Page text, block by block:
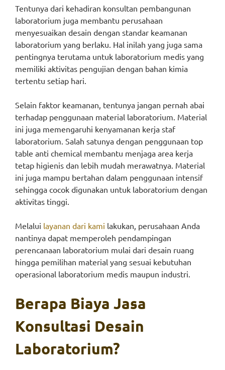
Tentunya dari kehadiran konsultan pembangunan
laboratorium juga membantu perusahaan
menyesuaikan desain dengan standar keamanan
laboratorium yang berlaku. Hal inilah yang juga sama
pentingnya terutama untuk laboratorium medis yang
memiliki aktivitas pengujian dengan bahan kimia
tertentu setiap hari.
Selain faktor keamanan, tentunya jangan pernah abai
terhadap penggunaan material laboratorium. Material
ini juga memengaruhi kenyamanan kerja staf
laboratorium. Salah satunya dengan penggunaan top
table anti chemical membantu menjaga area kerja
tetap higienis dan lebih mudah merawatnya. Material
ini juga mampu bertahan dalam penggunaan intensif
sehingga cocok digunakan untuk laboratorium dengan
aktivitas tinggi.
Melalui layanan dari kami lakukan, perusahaan Anda
nantinya dapat memperoleh pendampingan
perencanaan laboratorium mulai dari desain ruang
hingga pemilihan material yang sesuai kebutuhan
operasional laboratorium medis maupun industri.
Berapa Biaya Jasa
Konsultasi Desain
Laboratorium?